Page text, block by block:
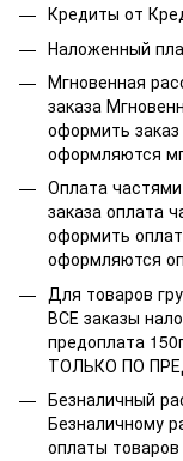
Кредиты от
Наложенный
Мгновенная
заказа
оформить
оформляются
Оплата
заказа оплата
оформить
оформляются
Для товаров
ВСЕ заказы
предоплата
ТОЛЬКО ПО
Безналичный
Безналичному
оплаты